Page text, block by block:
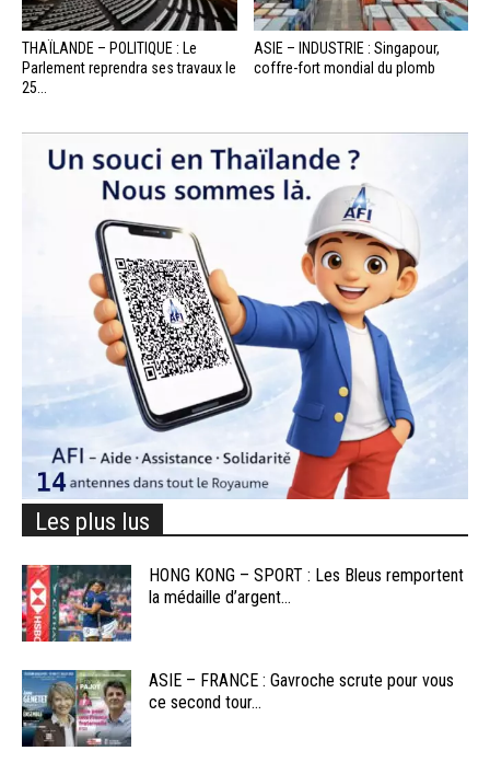
THAÏLANDE – POLITIQUE : Le
Parlement reprendra ses travaux le
25...
ASIE – INDUSTRIE : Singapour,
coffre-fort mondial du plomb
Les plus lus
HONG KONG – SPORT : Les Bleus remportent
la médaille d’argent...
ASIE – FRANCE : Gavroche scrute pour vous
ce second tour...